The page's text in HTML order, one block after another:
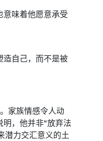
意味着他愿意承受
造自己，而不是被
家族情感令人动
，他并非“放弃法
潜力交汇意义的土